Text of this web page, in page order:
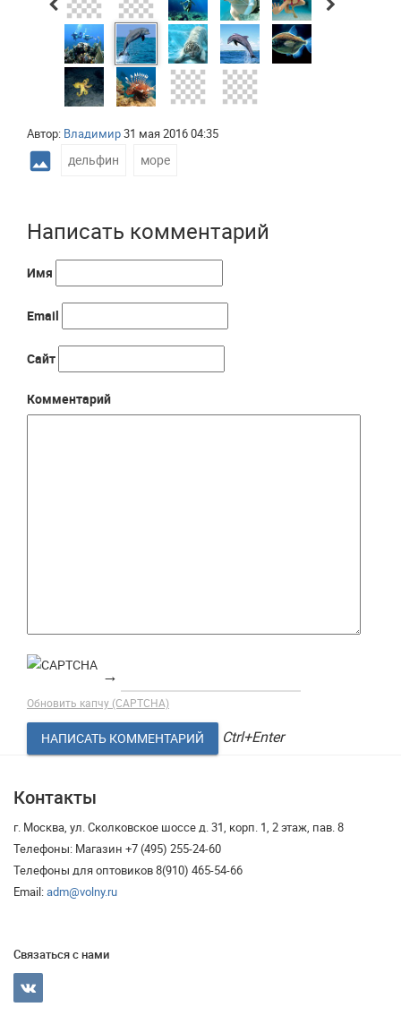
Автор: Владимир31 мая 2016 04:35
photo дельфин море
Написать комментарий
Имя
Email
Сайт
Комментарий
→
Обновить капчу (CAPTCHA)
Ctrl+Enter
Контакты
г. Москва, ул. Сколковское шоссе д. 31, корп. 1, 2 этаж, пав. 8
Телефоны: Магазин +7 (495) 255-24-60
Телефоны для оптовиков 8(910) 465-54-66
Email:adm@volny.ru
Связаться с нами